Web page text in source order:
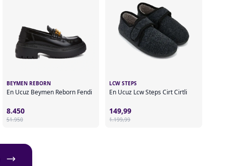
BEYMEN REBORN
En Ucuz Beymen Reborn Fendi
8.450
51.950
LCW STEPS
En Ucuz Lcw Steps Cirt Cirtli
149,99
1.199,99